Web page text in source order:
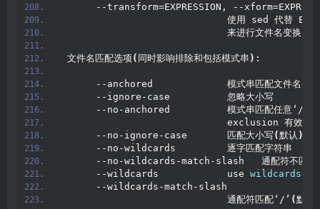
--transform=EXPRESSION, --
使用 sed 代替
                             来进行文件名变换
文件名匹配选项 ( 同时影响排除和包括模式串 ) :
      --anchored             模式串匹配文件名头部
      --ignore-case          忽略大小写
--no-anchored          模式串匹配任意‘/’后
                             exclusion 有效
      --no-ignore-case       匹配大小写
(默认 )
      --no-wildcards         逐字匹配字符串
--no-wildcards-match-slash   通配符不匹配
      --wildcards            use
wildcards
      --wildcards-match-slash
                             通配符匹配‘/’
(默认